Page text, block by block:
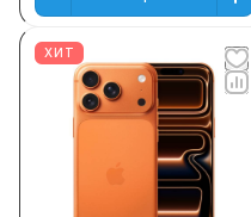
ХИТ